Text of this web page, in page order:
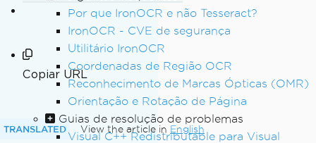
Por que IronOCR e não Tesseract?
IronOCR - CVE de segurança
Utilitário IronOCR
Coordenadas de Região OCR
Reconhecimento de Marcas Ópticas (OMR)
Orientação e Rotação de Página
Guias de resolução de problemas
Visual C++ Redistributable para Visual
Copiar URL
TRANSLATED View the article in English